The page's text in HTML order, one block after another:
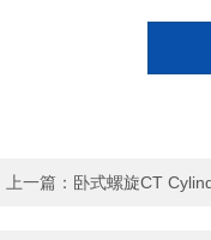
上一篇： 卧式螺旋CT